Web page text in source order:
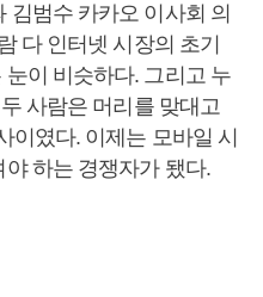
김범수 카카오 이사회 의
다 인터넷 시장의 초기
이 비슷하다. 그리고 누
사람은 머리를 맞대고
이였다. 이제는 모바일 시
하는 경쟁자가 됐다.